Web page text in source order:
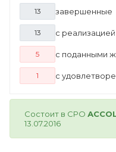
13 завершенные
13 с
5 с поданными
1 с
Состоит в СРО
13.07.2016